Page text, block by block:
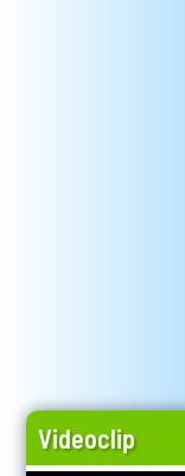
Videoclip